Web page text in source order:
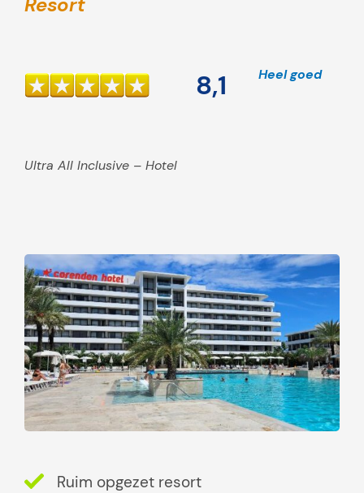
8,1 Heel goed
Ultra All Inclusive – Hotel
Ruim opgezet resort